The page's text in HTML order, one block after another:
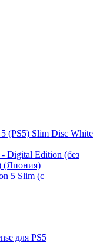
(PS5) Slim Disc White
Digital Edition (без
(Япония)
5 Slim (с
для PS5